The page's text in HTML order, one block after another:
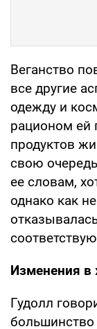
Веганство
все другие
одежду и
рационом ей
продуктов
свою
ее словам,
однако как
Изменения в
Гудолл
большинство